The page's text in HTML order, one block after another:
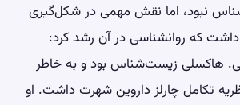
نبود، اما نقش مهمی در شکل‌گیری
که روانشناسی در آن رشد کرد:
هاکسلی زیست‌شناس بود و به خاطر
تکامل چارلز داروین شهرت داشت. او